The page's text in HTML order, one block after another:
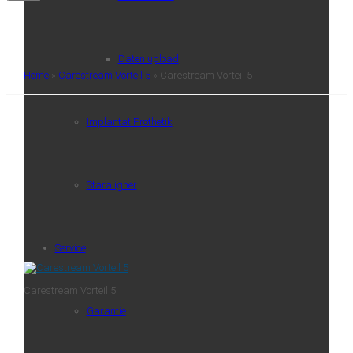
Daten upload
Implantat Prothetik
Staraligner
Service
Garantie
Home» Carestream Vorteil 5» Carestream Vorteil 5
Carestream Vorteil 5